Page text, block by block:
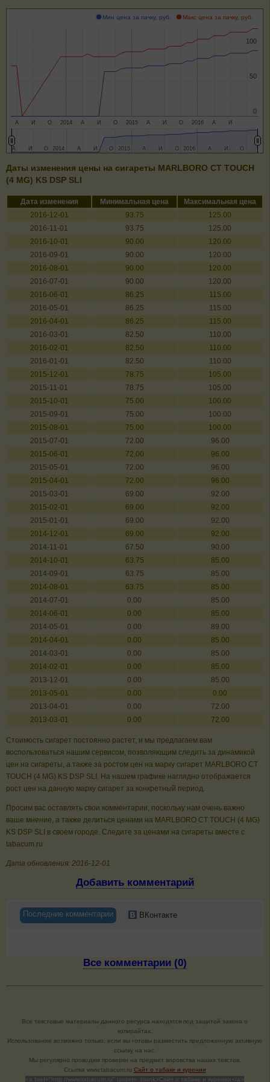
Мин цена за пачку, руб. Макс цена за пачку, руб.
2014 2015 2016
А И О А И О А И О А И
0
0
50
50
100
100
2014
2014 2015
2015 2016
2016
А
А ИИ О
О А
А ИИ О
О А
А ИИ О
О А
А ИИ О
О
Даты изменения цены на сигареты MARLBORO CT TOUCH
(4 MG) KS DSP SLI
Дата изменения Минимальная цена
Максимальная цена
2016-12-01
93.75
125.00
2016-11-01
93.75
125.00
2016-10-01
90.00
120.00
2016-09-01
90.00
120.00
2016-08-01
90.00
120.00
2016-07-01
90.00
120.00
2016-06-01
86.25
115.00
2016-05-01
86.25
115.00
2016-04-01
86.25
115.00
2016-03-01
82.50
110.00
2016-02-01
82.50
110.00
2016-01-01
82.50
110.00
2015-12-01
78.75
105.00
2015-11-01
78.75
105.00
2015-10-01
75.00
100.00
2015-09-01
75.00
100.00
2015-08-01
75.00
100.00
2015-07-01
72.00
96.00
2015-06-01
72.00
96.00
2015-05-01
72.00
96.00
2015-04-01
72.00
96.00
2015-03-01
69.00
92.00
2015-02-01
69.00
92.00
2015-01-01
69.00
92.00
2014-12-01
69.00
92.00
2014-11-01
67.50
90.00
2014-10-01
63.75
85.00
2014-09-01
63.75
85.00
2014-08-01
63.75
85.00
2014-07-01
0.00
85.00
2014-06-01
0.00
85.00
2014-05-01
0.00
89.00
2014-04-01
0.00
85.00
2014-03-01
0.00
85.00
2014-02-01
0.00
85.00
2013-12-01
0.00
85.00
2013-05-01
0.00
0.00
2013-04-01
0.00
72.00
2013-03-01
0.00 72.00
Стоимость сигарет постоянно растет, и мы предлагаем вам
воспользоваться нашим сервисом, позволяющим следить за динамикой
цен на сигареты, а также за ростом цен на марку сигарет MARLBORO CT
TOUCH (4 MG) KS DSP SLI. На нашем графике наглядно отображается
рост цен на данную марку сигарет за конкретный период.
Просим вас оставлять свои комментарии, поскольку нам очень важно
ваше мнение, а также делиться ценами на MARLBORO CT TOUCH (4 MG)
KS DSP SLI в своем городе. Следите за ценами на сигареты вместе с
tabacum.ru
Дата обновления: 2016-12-01
Добавить комментарий
Последние комментарии ВКонтакте
Все комментарии (0)
Все текстовые материалы данного ресурса находятся под защитой закона о
копирайтах.
Использование возможно только, если вы готовы разместить предложенную активную
ссылку на нас.
Мы регулярно проводим проверки на предмет воровства наших текстов.
Cсылка www.tabacum.ru Сайт о табаке и курении
<a href="http://www.tabacum.ru" target=_blank>Сайт о табаке и курении</a>